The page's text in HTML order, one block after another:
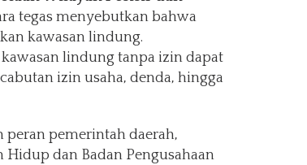
tegas menyebutkan bahwa
kawasan lindung.
lindung tanpa izin dapat
izin usaha, denda, hingga
pemerintah daerah,
dan Badan Pengusahaan